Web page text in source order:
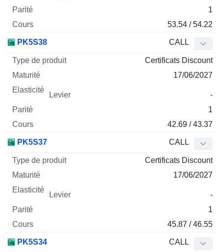
1
53.54 / 54.22
PK5S38 CALL
Certificats Discount
17/06/2027
-
1
42.69 / 43.37
PK5S37 CALL
Certificats Discount
17/06/2027
-
1
45.87 / 46.55
PK5S34 CALL